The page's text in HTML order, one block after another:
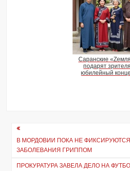
Саранские
подарят
юбилейный
Навигация
по
записям
В МОРДОВИИ ПОКА НЕ
ЗАБОЛЕВАНИЯ ГРИППОМ
ПРОКУРАТУРА ЗАВЕЛА ДЕЛО НА